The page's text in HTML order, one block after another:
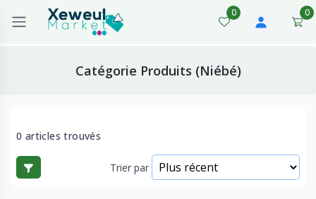
0 0
Catégorie Produits (Niébé)
0 articles trouvés
Trier par